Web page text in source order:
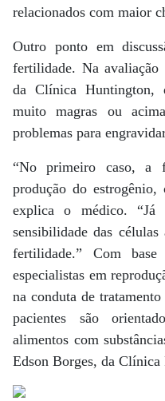
relacionados com maior
Outro ponto em
fertilidade. Na
da Clínica Huntington,
muito magras ou
problemas para
“No primeiro caso, a
produção do
explica o médico. “Já
sensibilidade das
fertilidade.” Com
especialistas em
na conduta de
pacientes são
alimentos com
Edson Borges, da